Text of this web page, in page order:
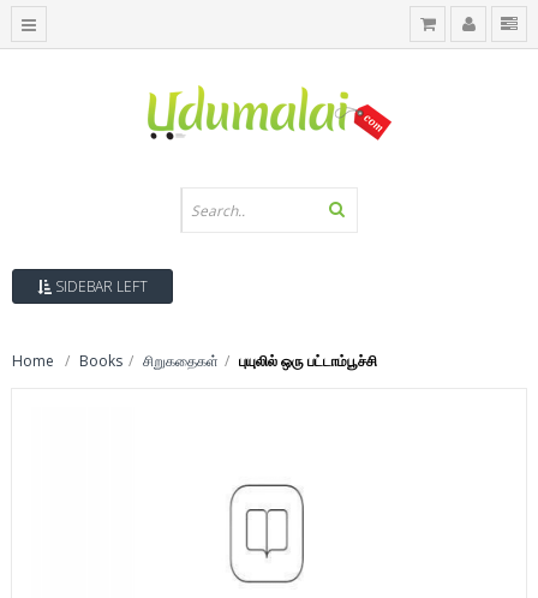
SIDEBAR LEFT
Home Books சிறுகதைகள் புயுலில் ஒரு பட்டாம்பூச்சி